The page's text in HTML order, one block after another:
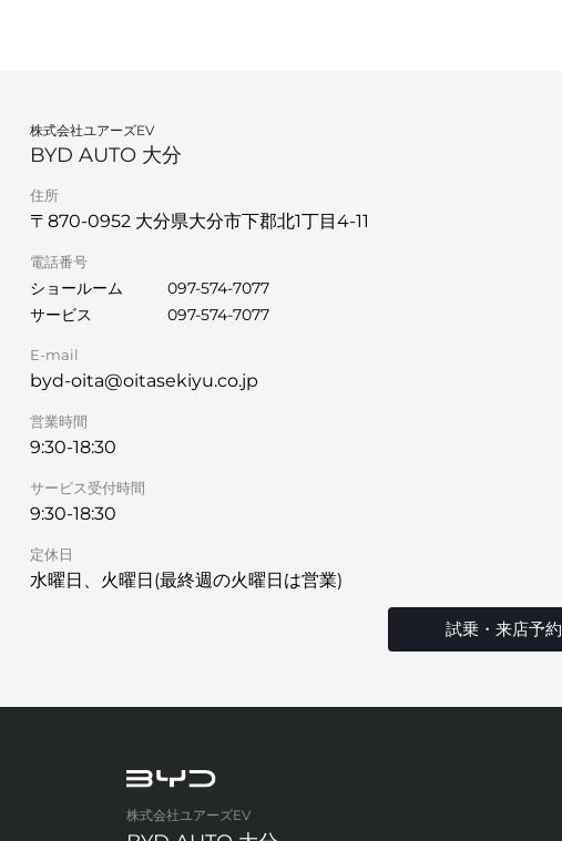
株式会社ユアーズEV
BYD AUTO 大分
住所
〒870-0952 大分県大分市下郡北1丁目4-11
電話番号
ショールーム
097-574-7077
サービス
097-574-7077
E-mail
byd-oita@oitasekiyu.co.jp
営業時間
9:30-18:30
サービス受付時間
9:30-18:30
定休日
水曜日、火曜日(最終週の火曜日は営業)
試乗・来店予約
株式会社ユアーズEV